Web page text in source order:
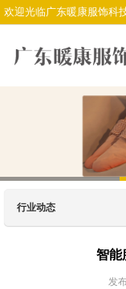
欢迎光临广东暖康服饰科
行业动态
智能
发